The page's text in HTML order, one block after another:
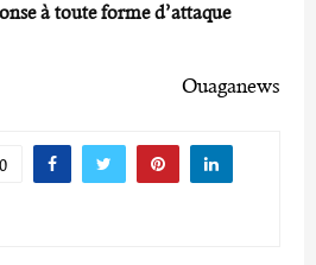
à toute forme d’attaque
Ouaganews
0